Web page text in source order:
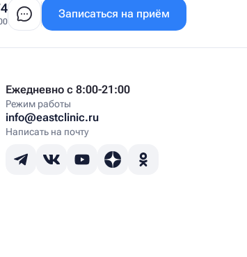
Записаться на приём
Ежедневно с 8:00-21:00
Режим работы
info@eastclinic.ru
Написать на почту